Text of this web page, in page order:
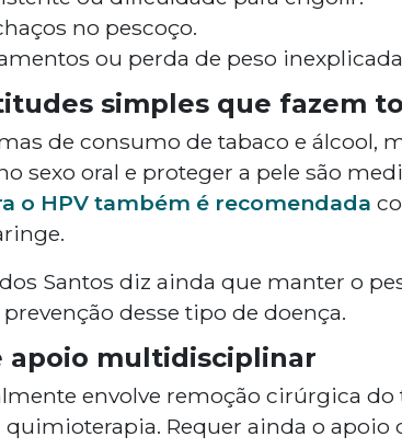
no pescoço.
ou perda de peso inexplicada
simples que fazem
de consumo de tabaco e álcool,
sexo oral e proteger a pele são
o HPV também é recomendada
Santos diz ainda que manter o
desse tipo de doença.
apoio multidisciplinar
envolve remoção cirúrgica
quimioterapia. Requer ainda o